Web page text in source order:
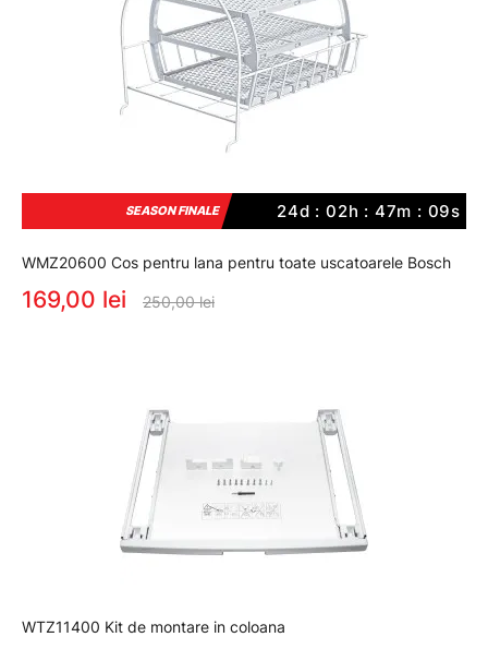
SEASON FINALE 24d : 02h : 47m : 09s
WMZ20600 Cos pentru lana pentru toate uscatoarele Bosch
169,00 lei 250,00 lei
WTZ11400 Kit de montare in coloana